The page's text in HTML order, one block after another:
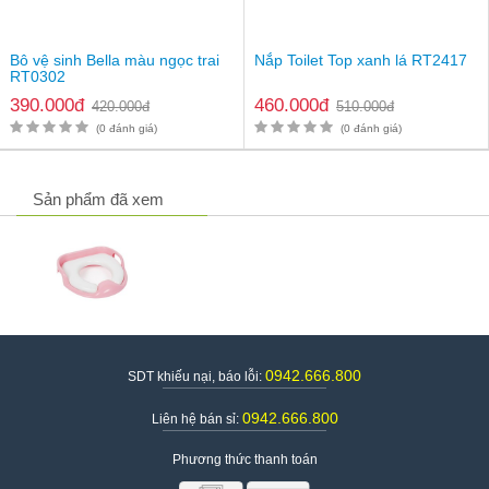
Bô vệ sinh Bella màu ngọc trai
RT0302
390.000đ 420.000đ
(0 đánh giá)
Nắp Toilet Top xanh lá RT2417
460.000đ 510.000đ
(0 đánh giá)
Sản phẩm đã xem
SDT khiếu nại, báo lỗi: 0942.666.800
Liên hệ bán sỉ: 0942.666.800
Phương thức thanh toán